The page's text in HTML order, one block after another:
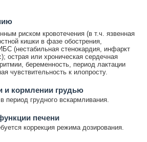
риском кровотечения (в т.ч. язвенная
кишки в фазе обострения,
(нестабильная стенокардия, инфаркт
острая или хроническая сердечная
беременность, период лактации
чувствительность к илопросту.
и кормлении грудью
период грудного вскармливания.
печени
коррекция режима дозирования.